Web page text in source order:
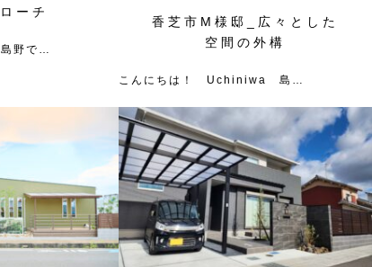
ーチ
野で…
香芝市M様邸_広々とした
空間の外構
こんにちは！ Uchiniwa 島…